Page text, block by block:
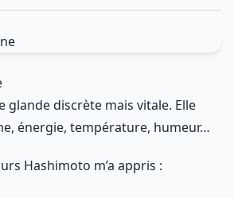
glande discrète mais vitale. Elle
énergie, température, humeur…
Hashimoto m’a appris :